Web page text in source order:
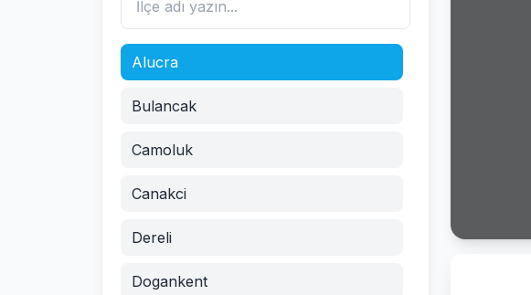
Alucra
Bulancak
Camoluk
Canakci
Dereli
Dogankent